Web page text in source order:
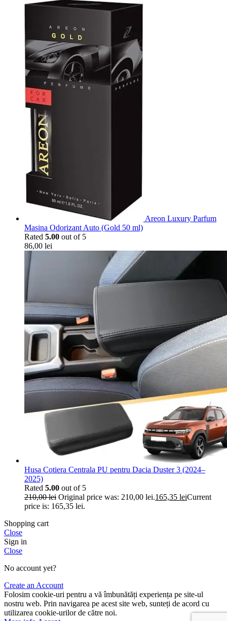
Areon Luxury Parfum
Masina Odorizant Auto (Gold 50 ml)
Rated 5.00 out of 5
86,00 lei
Husa Cotiera Centrala PU pentru Dacia Duster 3 (2024–
2025)
Rated 5.00 out of 5
210,00lei Original price was: 210,00 lei.165,35 leiCurrent
price is: 165,35 lei.
Shopping cart
Close
Sign in
Close
No account yet?
Create an Account
Folosim cookie-uri pentru a vă îmbunătăți experiența pe site-ul
nostru web. Prin navigarea pe acest site web, sunteți de acord cu
utilizarea cookie-urilor de către noi.